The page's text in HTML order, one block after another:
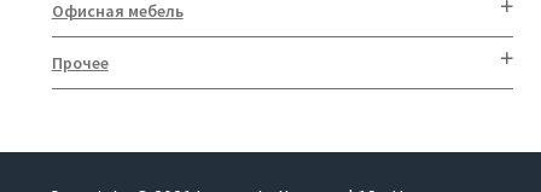
Офисная мебель
Прочее